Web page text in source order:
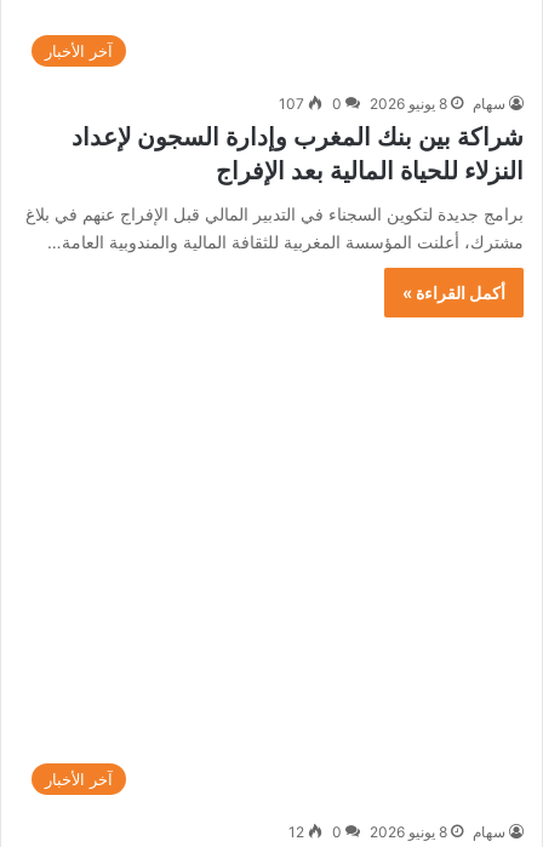
آخر الأخبار
سهام 8 يونيو 2026 0
107
شراكة بين بنك المغرب وإدارة السجون لإعداد
النزلاء للحياة المالية بعد الإفراج
برامج جديدة لتكوين السجناء في التدبير المالي قبل الإفراج عنهم في بلاغ
مشترك، أعلنت المؤسسة المغربية للثقافة المالية والمندوبية العامة…
أكمل القراءة »
آخر الأخبار
سهام 8 يونيو 2026 0
12